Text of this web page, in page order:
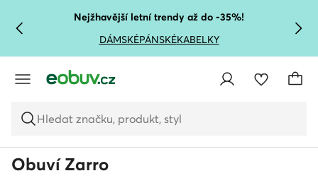
PŘEJÍT NA HLAVNÍ OBSAH
PŘEJÍT NA VYHLEDÁVÁNÍ
Nejžhavější letní trendy až do -35%!
DÁMSKÉPÁNSKÉKABELKY
Hledat značku, produkt, styl
Obuví Zarro